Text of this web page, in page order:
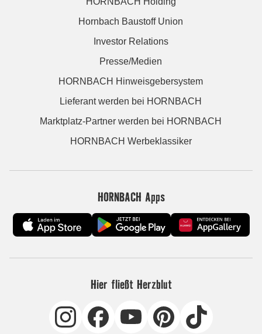
Hornbach Baustoff Union
Investor Relations
Presse/Medien
HORNBACH Hinweisgebersystem
Lieferant werden bei HORNBACH
Marktplatz-Partner werden bei HORNBACH
HORNBACH Werbeklassiker
HORNBACH Apps
Hier fließt Herzblut